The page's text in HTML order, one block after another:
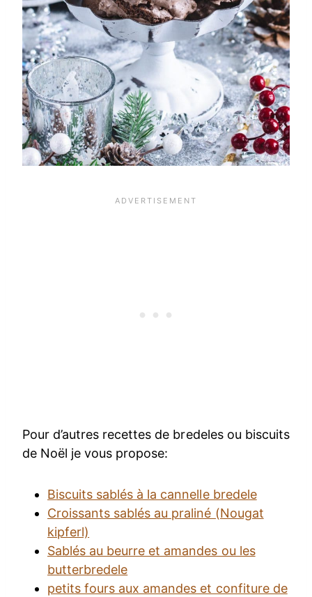
Pour d’autres recettes de bredeles ou biscuits
de Noël je vous propose:
Biscuits sablés à la cannelle bredele
Croissants sablés au praliné (Nougat
kipferl)
Sablés au beurre et amandes ou les
butterbredele
petits fours aux amandes et confiture de